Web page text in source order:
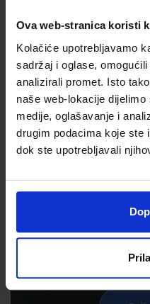
Ova web-stranica koristi
Kolačiće upotrebljavamo
sadržaj i oglase,
analizirali promet. Isto
naše web-lokacije
medije, oglašavanje i
drugim podacima koje ste
dok ste upotrebljavali